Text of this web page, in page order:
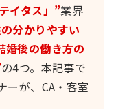
イタス」”業界
分かりやすい
婚後の働き方の
の4つ。本記事で
ーが、CA・客室